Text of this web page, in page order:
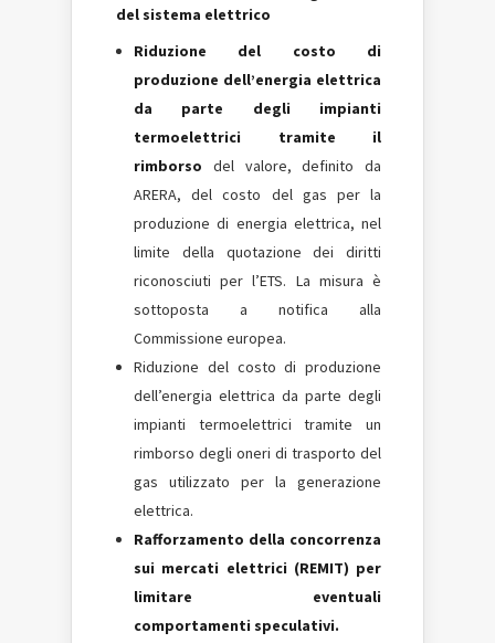
del sistema elettrico
Riduzione del costo di
produzione dell’energia elettrica
da parte degli impianti
termoelettrici tramite il
rimborso del valore, definito da
ARERA, del costo del gas per la
produzione di energia elettrica, nel
limite della quotazione dei diritti
riconosciuti per l’ETS. La misura è
sottoposta a notifica alla
Commissione europea.
Riduzione del costo di produzione
dell’energia elettrica da parte degli
impianti termoelettrici tramite un
rimborso degli oneri di trasporto del
gas utilizzato per la generazione
elettrica.
Rafforzamento della concorrenza
sui mercati elettrici (REMIT) per
limitare eventuali
comportamenti speculativi.